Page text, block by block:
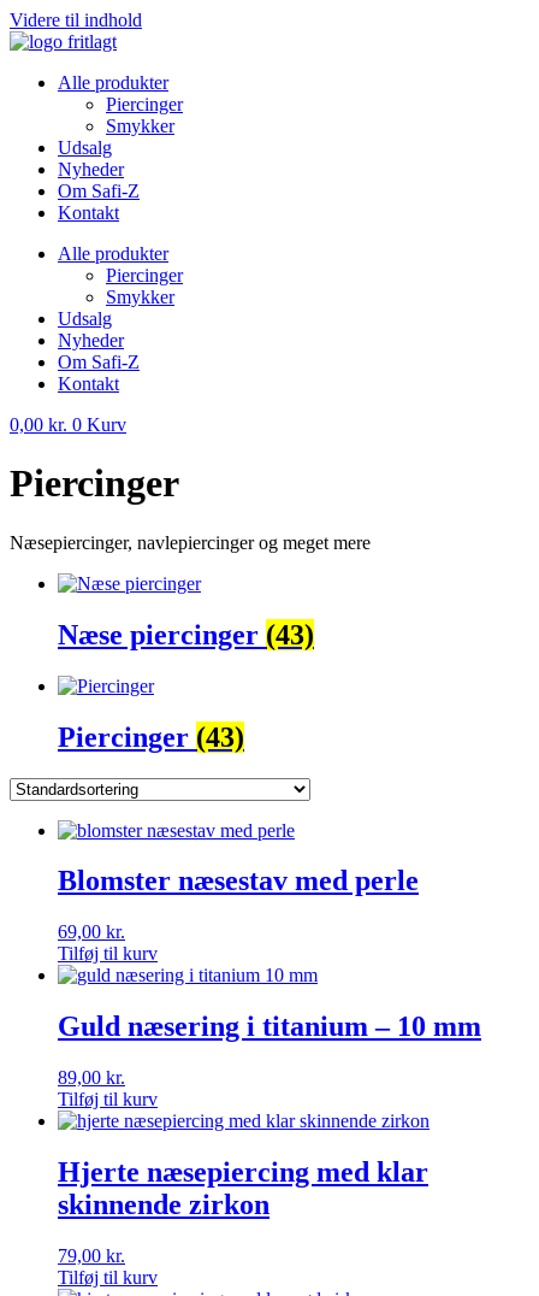
Videre til indhold
Alle produkter
Piercinger
Smykker
Udsalg
Nyheder
Om Safi-Z
Kontakt
Alle produkter
Piercinger
Smykker
Udsalg
Nyheder
Om Safi-Z
Kontakt
0,00 kr. 0 Kurv
Piercinger
Næsepiercinger, navlepiercinger og meget mere
Næse piercinger (43)
Piercinger (43)
Blomster næsestav med perle
69,00 kr.
Tilføj til kurv
Guld næsering i titanium – 10 mm
89,00 kr.
Tilføj til kurv
Hjerte næsepiercing med klar
skinnende zirkon
79,00 kr.
Tilføj til kurv